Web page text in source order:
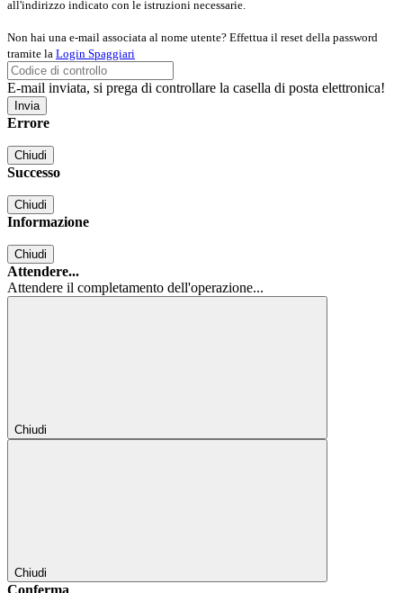
all'indirizzo indicato con le istruzioni necessarie.
Non hai una e-mail associata al nome utente? Effettua il reset della password
tramite la Login Spaggiari
E-mail inviata, si prega di controllare la casella di posta elettronica!
Errore
Chiudi
Successo
Chiudi
Informazione
Chiudi
Attendere...
Attendere il completamento dell'operazione...
Chiudi
Chiudi